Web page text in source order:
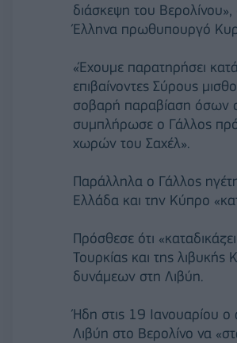
διάσκεψη του
Έλληνα πρωθυπουργό
«Έχουμε παρατηρήσει
επιβαίνοντες Σύρους
σοβαρή παραβίαση όσων
συμπλήρωσε ο Γάλλος
χωρών του Σαχέλ».
Παράλληλα ο Γάλλος
Ελλάδα και την Κύπρο
Πρόσθεσε ότι
Τουρκίας και της
δυνάμεων στη Λιβύη.
Ήδη στις 19 Ιανουαρίου ο
Λιβύη στο Βερολίνο να